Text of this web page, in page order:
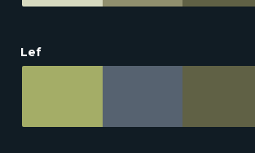
Lef